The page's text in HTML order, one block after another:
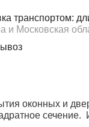
транспортом:
и Московская
оконных и
сечение.